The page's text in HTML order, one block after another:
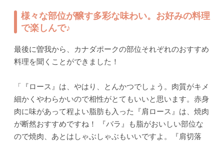
様々な部位が醸す多彩な味わい。お好みの料理
で楽しんで♪
最後に曽我から、カナダポークの部位それぞれのおすすめ
料理を聞くことができました！
「『ロース』は、やはり、とんかつでしょう。肉質がキメ
細かくやわらかいので相性がとてもいいと思います。赤身
肉に味があって程よい脂肪も入った『肩ロース』は、焼肉
が断然おすすめですね！ 『バラ』も脂がおいしい部位な
ので焼肉、あとはしゃぶしゃぶもいいですよ。『肩切落